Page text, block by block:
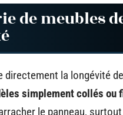
de meubles
directement la longévité
simplement collés ou
le panneau,